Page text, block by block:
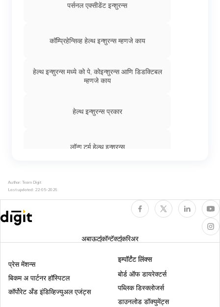
सेंट्रल गव्हर्नमेंट हेल्थ स्कीम सीजीएचएस
पर्सनल एक्सीडेंट इन्शुरन्स
कॉम्प्रिहेन्सिव्ह हेल्थ इन्शुरन्स म्हणजे काय
हेल्थ इन्शुरन्स मध्ये को पे, कोइन्शुरन्स आणि डिडक्टिबल
म्हणजे काय
हेल्थ इन्शुरन्स प्रकार
लॉन्ग टर्म हेल्थ इन्शुरन्स
हेल्थ इन्शुरन्समध्ये क्युम्युलेटिव्ह बोनस
Author: Team Digit
Last updated: 22-05-2026
अबाऊटकॉन्टॅक्टकरिअर
प्रेस मेंशन्स
बिकम अ पार्टनर हॉस्पिटल
कॉर्पोरेट अँड इंडिव्हिज्युअल एजंट्स
इम्पॉर्टंट लिंक्स
बोर्ड ऑफ डायरेक्टर्स
पब्लिक डिस्क्लोजर्स
डाउनलोड डॉक्युमेंट्स